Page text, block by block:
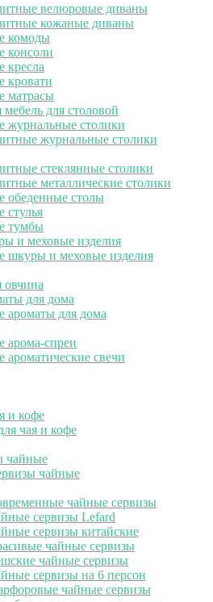
велюровые диваны
кожаные диваны
комоды
консоли
кресла
кровати
матрасы
мебель для столовой
журнальные столики
журнальные столики
стеклянные столики
металлические столики
обеденные столы
стулья
тумбы
и меховые изделия
шкуры и меховые изделия
овчина
для дома
ароматы для дома
арома-спреи
ароматические свечи
и кофе
чая и кофе
чайные
чайные
чайные сервизы
сервизы Lefard
сервизы китайские
чайные сервизы
чайные сервизы
сервизы на 6 персон
чайные сервизы